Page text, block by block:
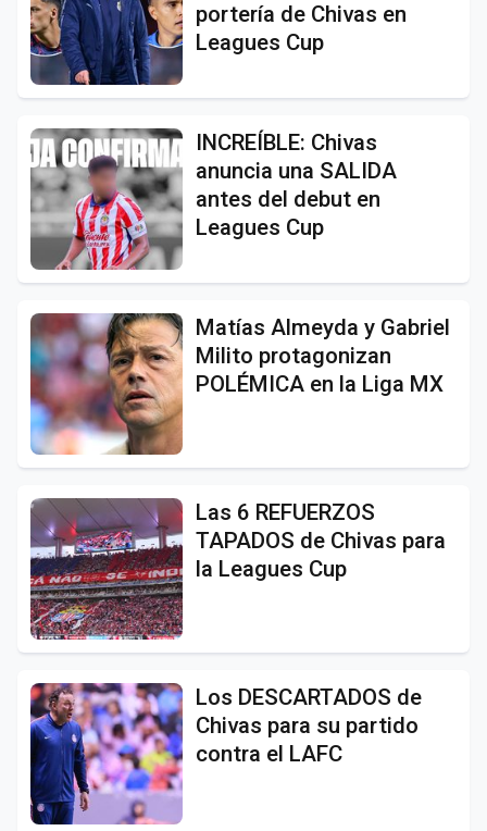
portería de Chivas en
Leagues Cup
INCREÍBLE: Chivas
anuncia una SALIDA
antes del debut en
Leagues Cup
Matías Almeyda y Gabriel
Milito protagonizan
POLÉMICA en la Liga MX
Las 6 REFUERZOS
TAPADOS de Chivas para
la Leagues Cup
Los DESCARTADOS de
Chivas para su partido
contra el LAFC